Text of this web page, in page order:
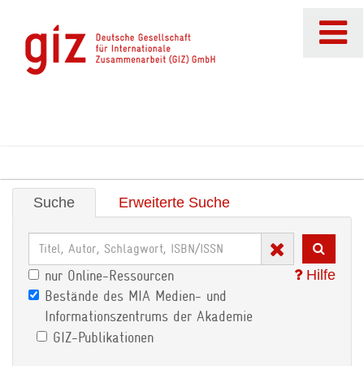
Suche Erweiterte Suche
Hilfe
nur Online-Ressourcen
Bestände des MIA Medien- und
Informationszentrums der Akademie
GIZ-Publikationen